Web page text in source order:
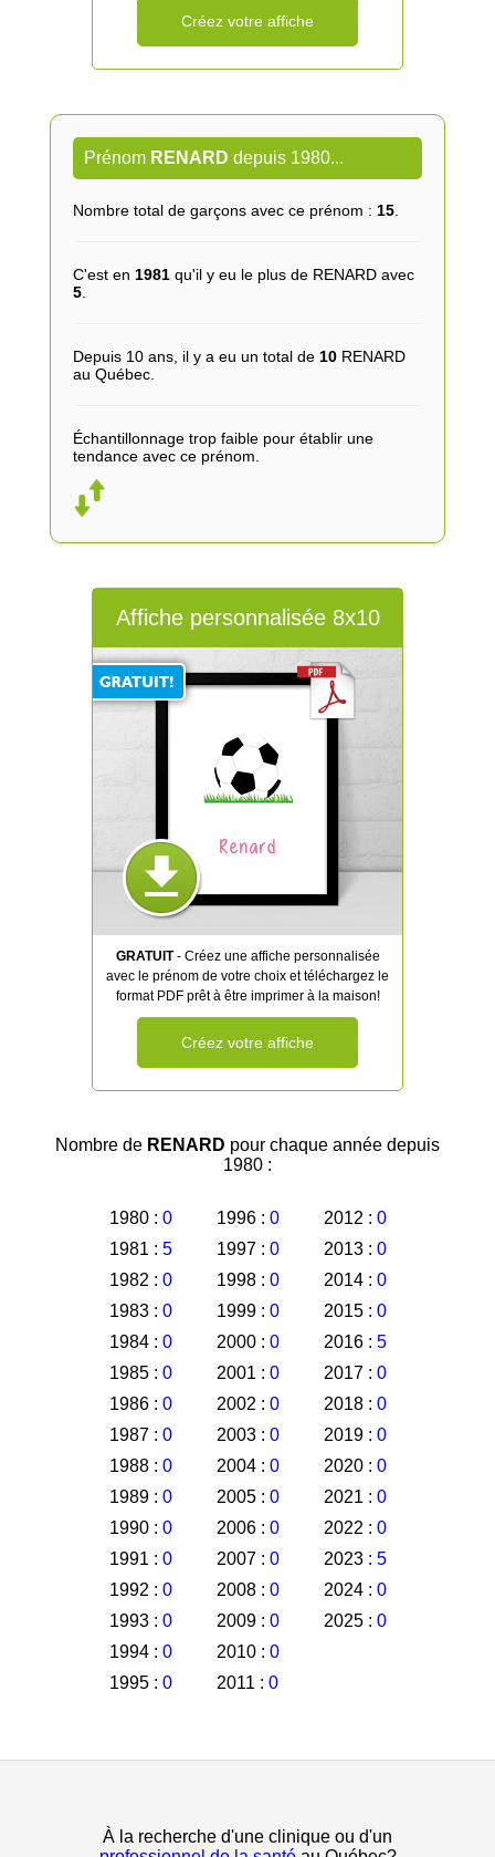
Créez votre affiche
Prénom RENARD depuis 1980...
Nombre total de garçons avec ce prénom : 15.
C'est en 1981qu'il y eu le plus de RENARD avec
5.
Depuis 10 ans, il y a eu un total de 10RENARD
au Québec.
Échantillonnage trop faible pour établir une
tendance avec ce prénom.
Affiche personnalisée 8x10
Renard
GRATUIT- Créez une affiche personnalisée
avec le prénom de votre choix et téléchargez le
format PDF prêt à être imprimer à la maison!
Créez votre affiche
Nombre de RENARD pour chaque année depuis
1980 :
1980 : 0
1981 : 5
1982 : 0
1983 : 0
1984 : 0
1985 : 0
1986 : 0
1987 : 0
1988 : 0
1989 : 0
1990 : 0
1991 : 0
1992 : 0
1993 : 0
1994 : 0
1995 : 0
1996 : 0
1997 : 0
1998 : 0
1999 : 0
2000 : 0
2001 : 0
2002 : 0
2003 : 0
2004 : 0
2005 : 0
2006 : 0
2007 : 0
2008 : 0
2009 : 0
2010 : 0
2011 : 0
2012 : 0
2013 : 0
2014 : 0
2015 : 0
2016 : 5
2017 : 0
2018 : 0
2019 : 0
2020 : 0
2021 : 0
2022 : 0
2023 : 5
2024 : 0
2025 : 0
À la recherche d'une clinique ou d'un